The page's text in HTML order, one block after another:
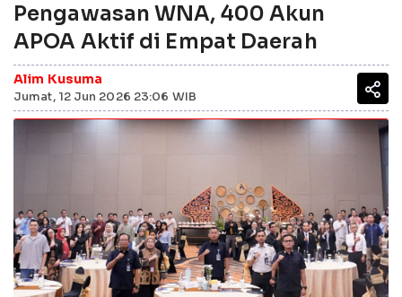
Pengawasan WNA, 400 Akun
APOA Aktif di Empat Daerah
Alim Kusuma
Jumat, 12 Jun 2026 23:06 WIB